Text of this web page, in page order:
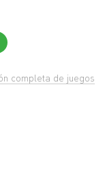
completa de juegos